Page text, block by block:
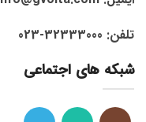
تلفن: 32333000-023
شبکه های اجتماعی